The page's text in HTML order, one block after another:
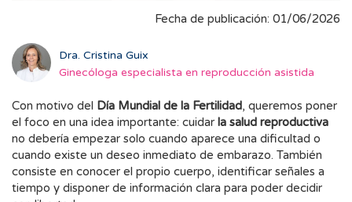
Fecha de publicación: 01/06/2026
Dra. Cristina Guix
Ginecóloga especialista en reproducción asistida
Con motivo del Día Mundial de la Fertilidad, queremos poner
el foco en una idea importante: cuidar la salud reproductiva
no debería empezar solo cuando aparece una dificultad o
cuando existe un deseo inmediato de embarazo. También
consiste en conocer el propio cuerpo, identificar señales a
tiempo y disponer de información clara para poder decidir